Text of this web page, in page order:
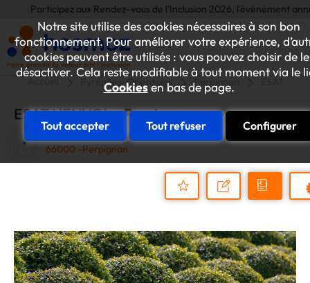
Notre site utilise des cookies nécessaires à son bon
fonctionnement. Pour améliorer votre expérience,
cookies peuvent être utilisés : vous pouvez choisir de
désactiver. Cela reste modifiable à tout moment via le
Cookiesen bas de page.
Tout accepter Tout refuser Configurer
Participez aux Rendez-vous de l'Inclusion 2026, l'événement annuel
Accueil Pyrénées-Orientales Perpignan
ESAT L'ENVOL - Perpignan
2094 CHEMIN DE MAILLOLES
66000 -Perpignan
au
dossier
Nous
Demander